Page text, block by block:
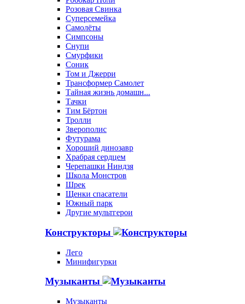
Розовая Свинка
Суперсемейка
Самолёты
Симпсоны
Снупи
Смурфики
Соник
Том и Джерри
Трансформер Самолет
Тайная жизнь домашн...
Тачки
Тим Бёртон
Тролли
Зверополис
Футурама
Хороший динозавр
Храбрая сердцем
Черепашки Ниндзя
Школа Монстров
Шрек
Щенки спасатели
Южный парк
Другие мультгерои
Конструкторы
Лего
Минифигурки
Музыканты
Музыканты